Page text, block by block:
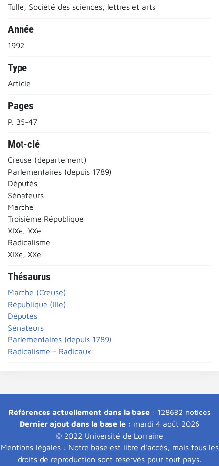
Tulle, Société des sciences, lettres et arts
Année
1992
Type
Article
Pages
P. 35-47
Mot-clé
Creuse (département)
Parlementaires (depuis 1789)
Députés
Sénateurs
Marche
Troisième République
XIXe, XXe
Radicalisme
XIXe, XXe
Thésaurus
Marche (Creuse)
République (IIIe)
Députés
Sénateurs
Parlementaires (depuis 1789)
Radicalisme - Radicaux
Références actuellement dans la base : 128682 notices
Dernier ajout dans la base le : mardi 4 août 2026
© 2022 Université de Lorraine
Mentions légales : Notre base est libre d'accès, mais tous les
droits de reproduction sont réservés pour tout pays.